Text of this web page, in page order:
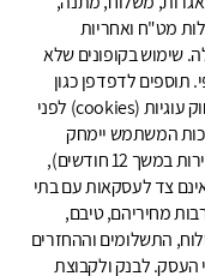
מט"ח ואחריות
שימוש בקופונים שלא
תוספים לדפדפן כגון
חוסם פרסומות עלולים למנוע החזר מומלץ למחוק עוגיות (cookies) לפני
המשתמש יימחק
במידה ויהפוך למשתמש לא פעיל (אי שימוש בשירות במשך 12 חודשים),
צד לעסקאות עם בתי
מחיריהם, טיבם,
התשלומים וההחזרים
העסק. לבנק ולקבוצת